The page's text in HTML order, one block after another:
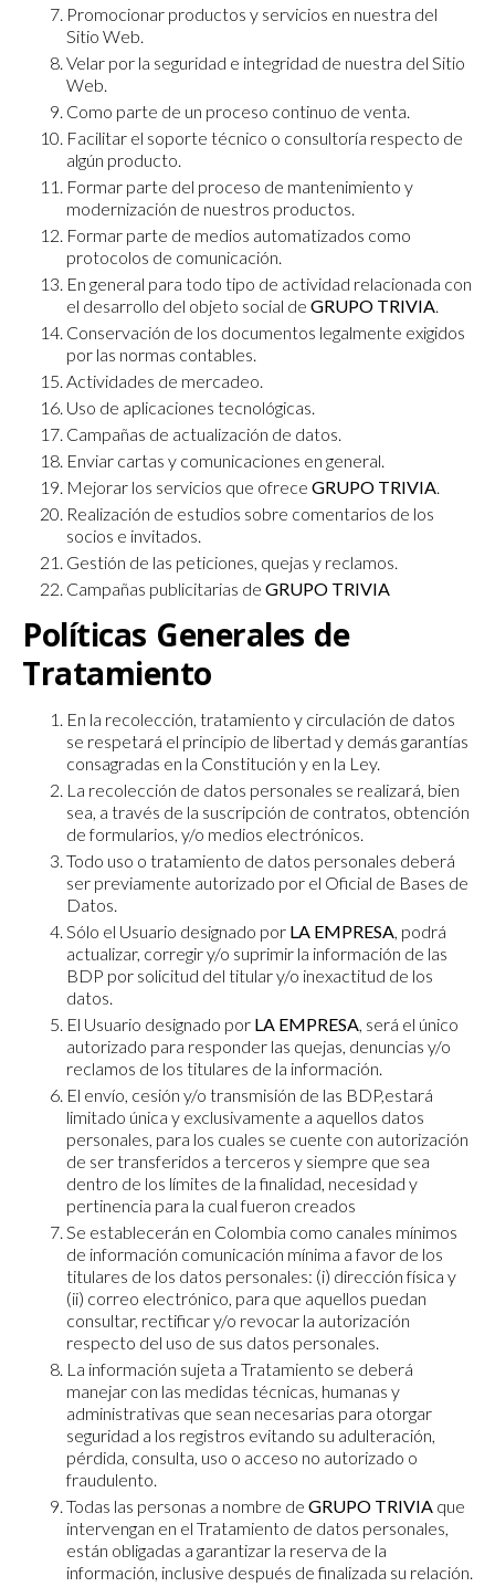
Promocionar productos y servicios en nuestra del
Sitio Web.
Velar por la seguridad e integridad de nuestra del Sitio
Web.
Como parte de un proceso continuo de venta.
Facilitar el soporte técnico o consultoría respecto de
algún producto.
Formar parte del proceso de mantenimiento y
modernización de nuestros productos.
Formar parte de medios automatizados como
protocolos de comunicación.
En general para todo tipo de actividad relacionada con
el desarrollo del objeto social de GRUPO TRIVIA.
Conservación de los documentos legalmente exigidos
por las normas contables.
Actividades de mercadeo.
Uso de aplicaciones tecnológicas.
Campañas de actualización de datos.
Enviar cartas y comunicaciones en general.
Mejorar los servicios que ofrece GRUPO TRIVIA.
Realización de estudios sobre comentarios de los
socios e invitados.
Gestión de las peticiones, quejas y reclamos.
Campañas publicitarias de GRUPO TRIVIA
Políticas Generales de
Tratamiento
En la recolección, tratamiento y circulación de datos
se respetará el principio de libertad y demás garantías
consagradas en la Constitución y en la Ley.
La recolección de datos personales se realizará, bien
sea, a través de la suscripción de contratos, obtención
de formularios, y/o medios electrónicos.
Todo uso o tratamiento de datos personales deberá
ser previamente autorizado por el Oficial de Bases de
Datos.
Sólo el Usuario designado por LA EMPRESA, podrá
actualizar, corregir y/o suprimir la información de las
BDP por solicitud del titular y/o inexactitud de los
datos.
El Usuario designado por LA EMPRESA, será el único
autorizado para responder las quejas, denuncias y/o
reclamos de los titulares de la información.
El envío, cesión y/o transmisión de las BDP,estará
limitado única y exclusivamente a aquellos datos
personales, para los cuales se cuente con autorización
de ser transferidos a terceros y siempre que sea
dentro de los límites de la finalidad, necesidad y
pertinencia para la cual fueron creados
Se establecerán en Colombia como canales mínimos
de información comunicación mínima a favor de los
titulares de los datos personales: (i) dirección física y
(ii) correo electrónico, para que aquellos puedan
consultar, rectificar y/o revocar la autorización
respecto del uso de sus datos personales.
La información sujeta a Tratamiento se deberá
manejar con las medidas técnicas, humanas y
administrativas que sean necesarias para otorgar
seguridad a los registros evitando su adulteración,
pérdida, consulta, uso o acceso no autorizado o
fraudulento.
Todas las personas a nombre de GRUPO TRIVIA que
intervengan en el Tratamiento de datos personales,
están obligadas a garantizar la reserva de la
información, inclusive después de finalizada su relación.